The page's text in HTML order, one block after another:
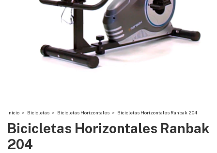
Inicio > Bicicletas > Bicicletas Horizontales > Bicicletas Horizontales Ranbak 204
Bicicletas Horizontales Ranbak
204